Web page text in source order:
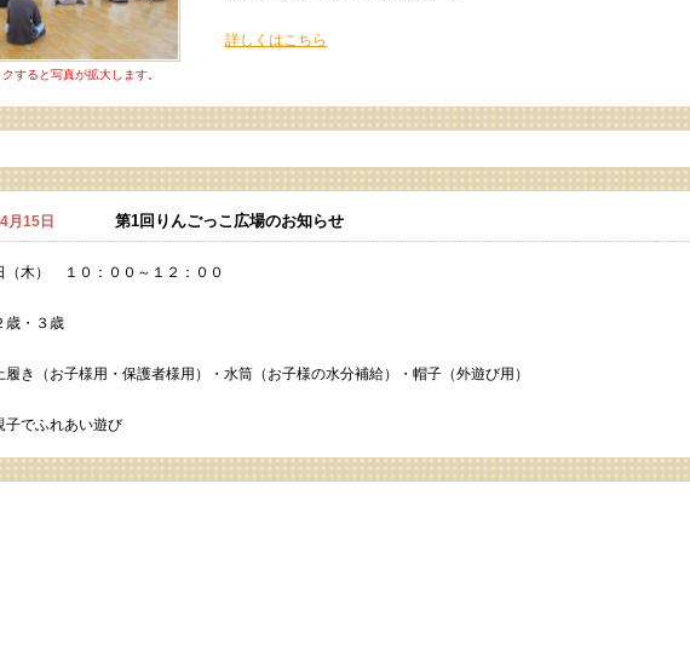
すると写真が拡大します。
詳しくはこちら
第1回りんごっこ広場のお知らせ
月15日
（木） １０：００～１２：００
・３歳
履き（お子様用・保護者様用）・水筒（お子様の水分補給）・帽子（外遊び用）
でふれあい遊び